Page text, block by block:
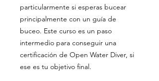
particularmente si esperas bucear
principalmente con un guía de
buceo. Este curso es un paso
intermedio para conseguir una
certificación de Open Water Diver, si
ese es tu objetivo final.